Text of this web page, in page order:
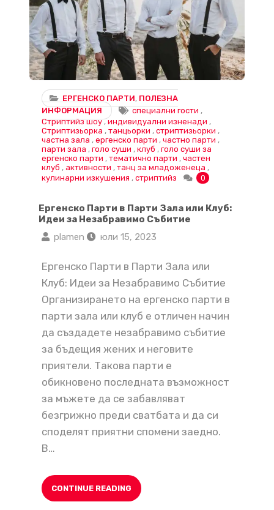
ЕРГЕНСКО ПАРТИ, ПОЛЕЗНА
ИНФОРМАЦИЯ
специални гости ,
Стриптийз шоу ,индивидуални изненади ,
Стриптизьорка , танцьорки , стриптизьорки ,
частна зала , ергенско парти , частно парти ,
парти зала , голо суши , клуб , голо суши за
ергенско парти , тематично парти , частен
клуб , активности , танц за младоженеца ,
кулинарни изкушения , стриптийз 0
Ергенско Парти в Парти Зала или Клуб:
Идеи за Незабравимо Събитие
plamen
юли 15, 2023
Ергенско Парти в Парти Зала или
Клуб: Идеи за Незабравимо Събитие
Организирането на ергенско парти в
парти зала или клуб е отличен начин
да създадете незабравимо събитие
за бъдещия жених и неговите
приятели. Такова парти е
обикновено последната възможност
за мъжете да се забавляват
безгрижно преди сватбата и да си
споделят приятни спомени заедно.
В…
CONTINUE READING